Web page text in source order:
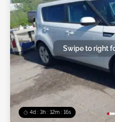
4d : 3h : 12m : 13s
Swipe to right